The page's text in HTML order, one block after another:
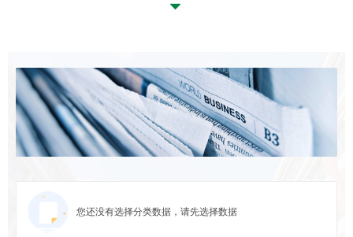
您还没有选择分类数据，请先选择数据
뀓